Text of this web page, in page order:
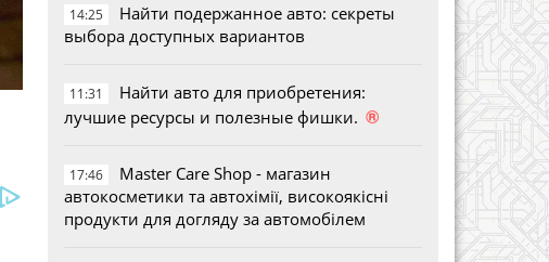
14:25
Найти подержанное авто: секреты
выбора доступных вариантов
11:31
Найти авто для приобретения:
лучшие ресурсы и полезные фишки. ®
17:46
Master Care Shop - магазин
автокосметики та автохімії, високоякісні
продукти для догляду за автомобілем